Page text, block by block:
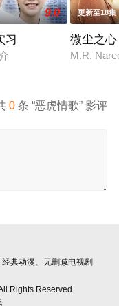
9.0
习
更新至18集
微尘之心
M.R.
0 条 “恶虎情歌” 影评
典动漫、无删减电视剧
Rights Reserved